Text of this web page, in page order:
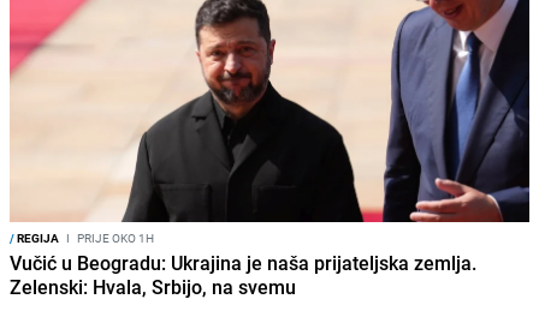
/REGIJA I PRIJE OKO 1H
Vučić u Beogradu: Ukrajina je naša prijateljska zemlja.
Zelenski: Hvala, Srbijo, na svemu